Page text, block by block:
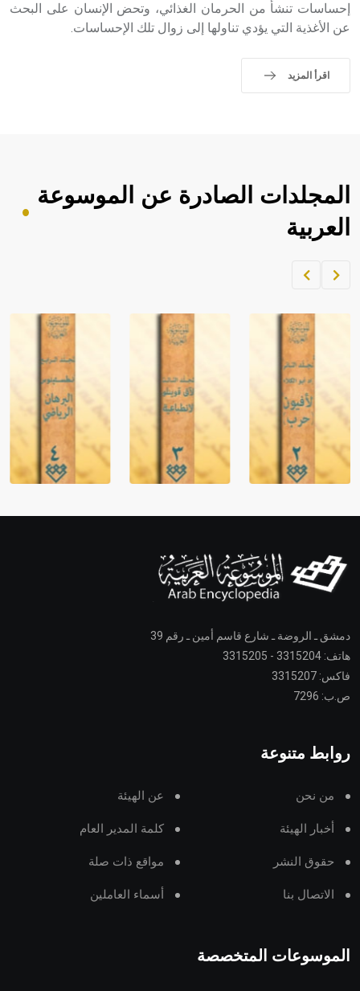
إحساسات تنشأ من الحرمان الغذائي، وتحض الإنسان على البحث
عن الأغذية التي يؤدي تناولها إلى زوال تلك الإحساسات.
اقرأ المزيد
المجلدات الصادرة عن الموسوعة
العربية
دمشق ـ الروضة ـ شارع قاسم أمين ـ رقم 39
هاتف: 3315204 - 3315205
فاكس: 3315207
ص.ب: 7296
روابط متنوعة
من نحن عن الهيئة
أخبار الهيئة كلمة المدير العام
حقوق النشر مواقع ذات صلة
الاتصال بنا أسماء العاملين
الموسوعات المتخصصة